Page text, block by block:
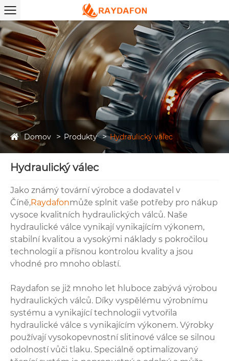
Domov Produkty Hydraulický válec
Hydraulický válec
Jako známý tovární výrobce a dodavatel v
Číně,Raydafonmůže splnit vaše potřeby pro nákup
vysoce kvalitních hydraulických válců. Naše
hydraulické válce vynikají vynikajícím výkonem,
stabilní kvalitou a vysokými náklady s pokročilou
technologií a přísnou kontrolou kvality a jsou
vhodné pro mnoho oblastí.
Raydafon se již mnoho let hluboce zabývá výrobou
hydraulických válců. Díky vyspělému výrobnímu
systému a vynikající technologii vytvořila
hydraulické válce s vynikajícím výkonem. Výrobky
používají vysokopevnostní slitinové válce se silnou
odolností vůči tlaku. Speciálně optimalizovaný